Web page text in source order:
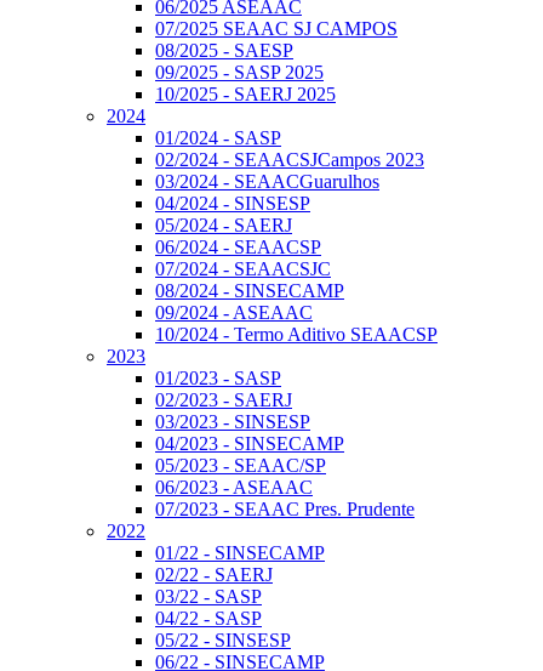
06/2025 ASEAAC
07/2025 SEAAC SJ CAMPOS
08/2025 - SAESP
09/2025 - SASP 2025
10/2025 - SAERJ 2025
2024
01/2024 - SASP
02/2024 - SEAACSJCampos 2023
03/2024 - SEAACGuarulhos
04/2024 - SINSESP
05/2024 - SAERJ
06/2024 - SEAACSP
07/2024 - SEAACSJC
08/2024 - SINSECAMP
09/2024 - ASEAAC
10/2024 - Termo Aditivo SEAACSP
2023
01/2023 - SASP
02/2023 - SAERJ
03/2023 - SINSESP
04/2023 - SINSECAMP
05/2023 - SEAAC/SP
06/2023 - ASEAAC
07/2023 - SEAAC Pres. Prudente
2022
01/22 - SINSECAMP
02/22 - SAERJ
03/22 - SASP
04/22 - SASP
05/22 - SINSESP
06/22 - SINSECAMP